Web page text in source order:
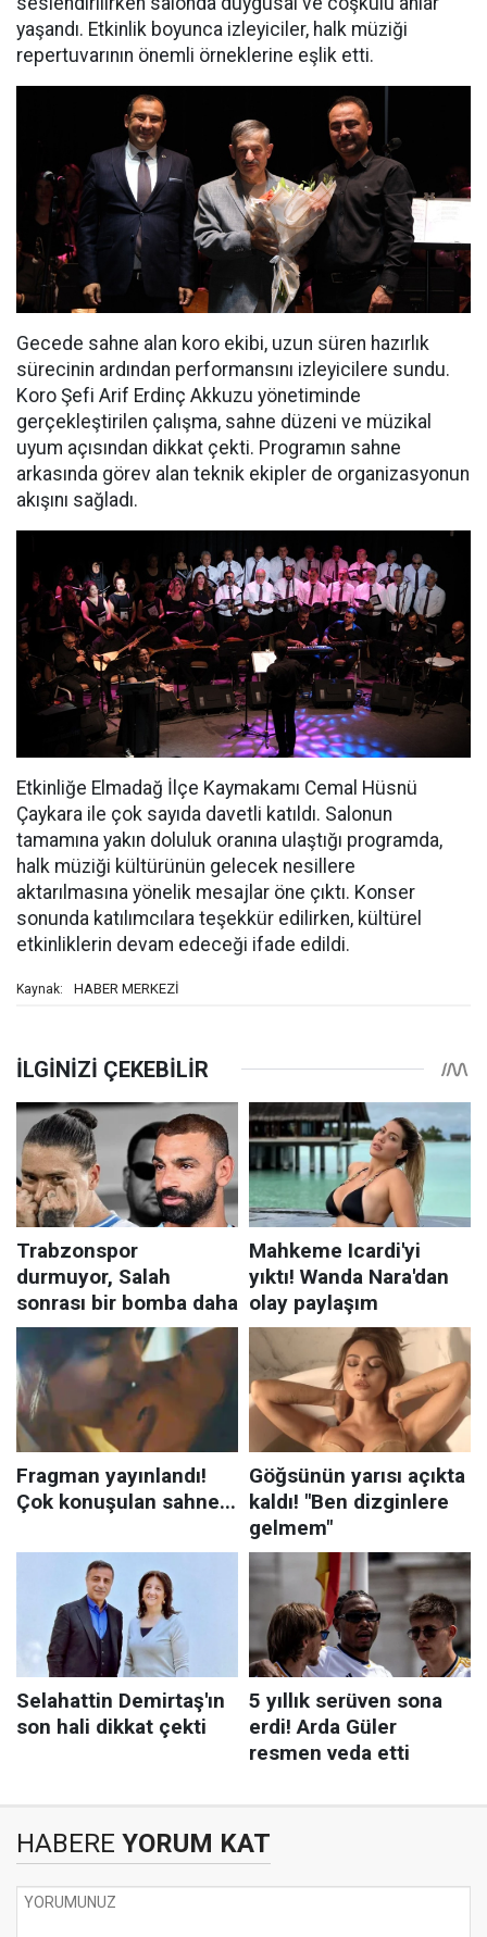
yaşandı. Etkinlik boyunca izleyiciler, halk müziği
repertuvarının önemli örneklerine eşlik etti.
Gecede sahne alan koro ekibi, uzun süren hazırlık
sürecinin ardından performansını izleyicilere sundu.
Koro Şefi Arif Erdinç Akkuzu yönetiminde
gerçekleştirilen çalışma, sahne düzeni ve müzikal
uyum açısından dikkat çekti. Programın sahne
arkasında görev alan teknik ekipler de organizasyonun
akışını sağladı.
Etkinliğe Elmadağ İlçe Kaymakamı Cemal Hüsnü
Çaykara ile çok sayıda davetli katıldı. Salonun
tamamına yakın doluluk oranına ulaştığı programda,
halk müziği kültürünün gelecek nesillere
aktarılmasına yönelik mesajlar öne çıktı. Konser
sonunda katılımcılara teşekkür edilirken, kültürel
etkinliklerin devam edeceği ifade edildi.
Kaynak: HABER MERKEZİ
HABERE YORUM KAT